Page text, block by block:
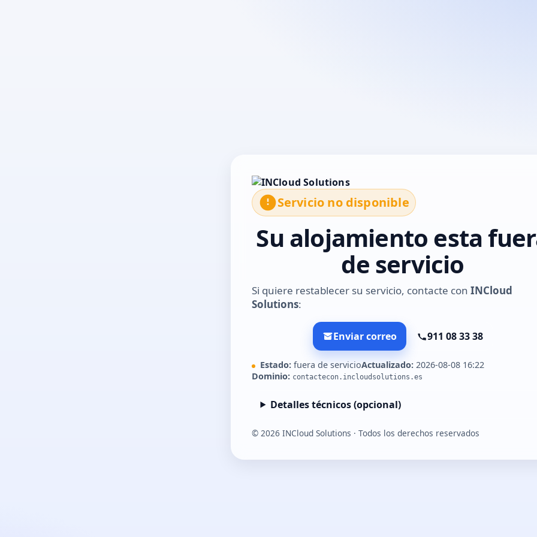
Servicio no disponible
Su alojamiento esta
de servicio
Si quiere restablecer su servicio, contacte con INCloud
Solutions:
Enviar correo 911 08 33 38
Estado:fuera de servicioActualizado: 2026-08-08 16:22
Dominio: contactecon.incloudsolutions.es
Detalles técnicos (opcional)
© 2026 INCloud Solutions · Todos los derechos reservados